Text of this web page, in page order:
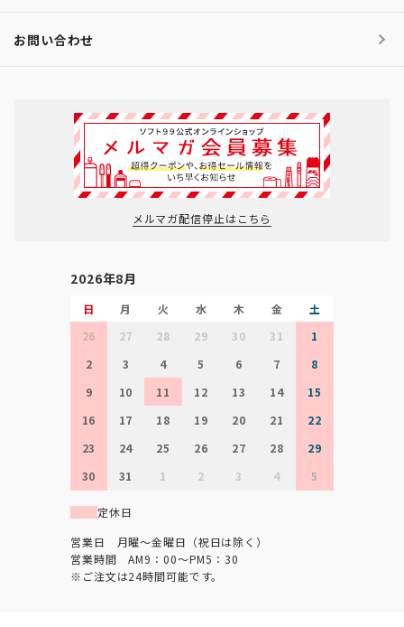
お問い合わせ
メルマガ配信停止はこちら
2026年8月
日 月 火 水 木 金
土
26
27 28 29 30 31
1
2
3 4 5 6 7
8
9
10 11 12 13 14
15
16
17 18 19 20 21
22
23
24 25 26 27 28
29
30
31 1 2 3 4 5
定休日
営業日 月曜～金曜日（祝日は除く）
営業時間 AM9：00～PM5：30
※ご注文は24時間可能です。